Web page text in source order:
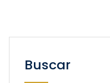
Buscar